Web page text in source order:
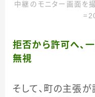
中継のモニター画面を
＝
拒否から許可へ、
無視
そして、町の主張